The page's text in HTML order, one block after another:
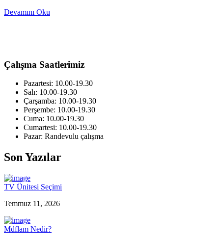
Devamını Oku
Çalışma Saatlerimiz
Pazartesi: 10.00-19.30
Salı: 10.00-19.30
Çarşamba: 10.00-19.30
Perşembe: 10.00-19.30
Cuma: 10.00-19.30
Cumartesi: 10.00-19.30
Pazar: Randevulu çalışma
Son Yazılar
TV Ünitesi Seçimi
Temmuz 11, 2026
Mdflam Nedir?